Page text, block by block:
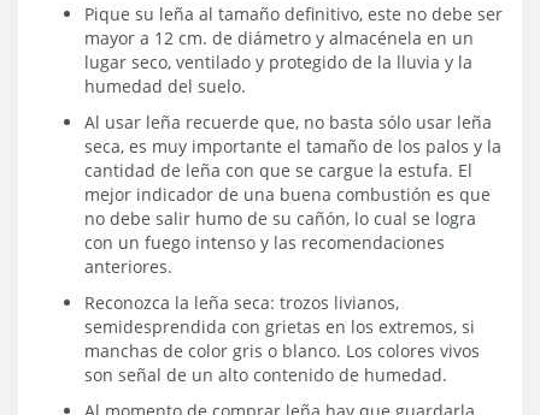
Pique su leña al tamaño definitivo, este no debe ser
mayor a 12 cm. de diámetro y almacénela en un
lugar seco, ventilado y protegido de la lluvia y la
humedad del suelo.
Al usar leña recuerde que, no basta sólo usar leña
seca, es muy importante el tamaño de los palos y la
cantidad de leña con que se cargue la estufa. El
mejor indicador de una buena combustión es que
no debe salir humo de su cañón, lo cual se logra
con un fuego intenso y las recomendaciones
anteriores.
Reconozca la leña seca: trozos livianos,
semidesprendida con grietas en los extremos, si
manchas de color gris o blanco. Los colores vivos
son señal de un alto contenido de humedad.
Al momento de comprar leña hay que guardarla